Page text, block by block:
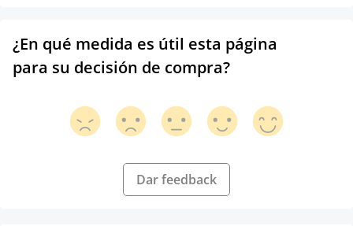
¿En qué medida es útil esta página
para su decisión de compra?
Dar feedback